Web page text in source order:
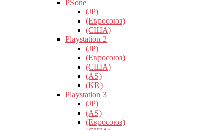
PSone
(JP)
(Евросоюз)
(США)
Playstation 2
(JP)
(Евросоюз)
(США)
(AS)
(KR)
Playstation 3
(JP)
(AS)
(Евросоюз)